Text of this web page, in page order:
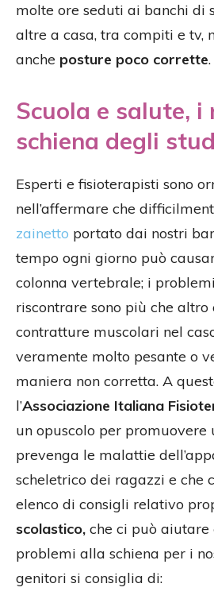
molte ore seduti ai banchi di
altre a casa, tra compiti e tv,
anche posture poco corrette.
Scuola e salute, i
schiena degli
Esperti e fisioterapisti sono
nell’affermare che
zainetto portato dai nostri
tempo ogni giorno può
colonna vertebrale; i
riscontrare sono più che
contratture muscolari nel
veramente molto pesante o
maniera non corretta. A
l’Associazione Italiana
un opuscolo per promuovere
prevenga le malattie
scheletrico dei ragazzi e che
elenco di consigli relativo
scolastico, che ci può aiutare
problemi alla schiena per i
genitori si consiglia di: